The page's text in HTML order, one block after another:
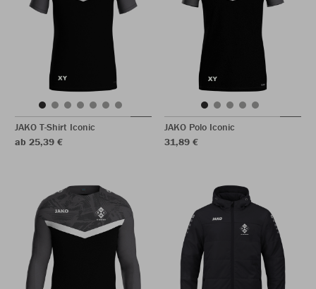
JAKO T-Shirt Iconic
ab 25,39 €
JAKO Polo Iconic
31,89 €